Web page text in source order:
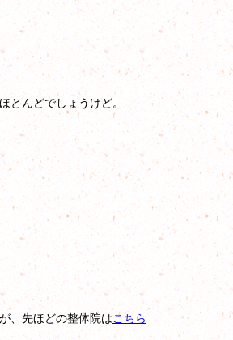
とんどでしょうけど。
、先ほどの整体院はこちら